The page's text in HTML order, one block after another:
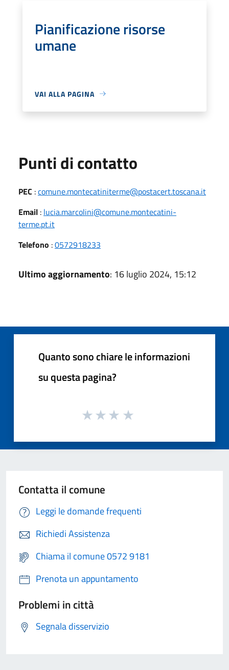
Pianificazione risorse
umane
VAI ALLA PAGINA
Punti di contatto
PEC :comune.montecatiniterme@postacert.toscana.it
Email : lucia.marcolini@comune.montecatini-
terme.pt.it
Telefono :0572918233
Ultimo aggiornamento: 16 luglio 2024, 15:12
Quanto sono chiare le informazioni
su questa pagina?
Contatta il comune
Leggi le domande frequenti
Richiedi Assistenza
Chiama il comune 0572 9181
Prenota un appuntamento
Problemi in città
Segnala disservizio